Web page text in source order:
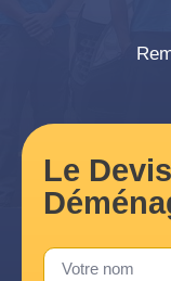
Le